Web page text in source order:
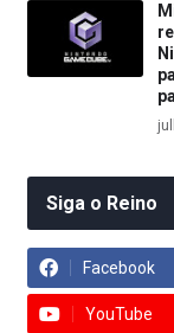
Siga o Reino
Facebook
YouTube